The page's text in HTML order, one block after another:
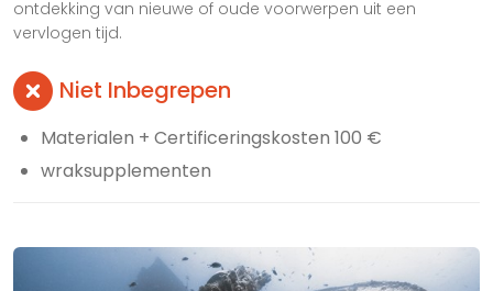
ontdekking van nieuwe of oude voorwerpen uit een
vervlogen tijd.
Niet Inbegrepen
Materialen + Certificeringskosten 100 €
wraksupplementen